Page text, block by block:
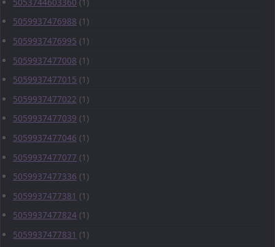
5059937476988 (1)
5059937476995 (1)
5059937477008 (1)
5059937477015 (1)
5059937477022 (1)
5059937477039 (1)
5059937477046 (1)
5059937477077 (1)
5059937477336 (1)
5059937477381 (1)
5059937477824 (1)
5059937477831 (1)